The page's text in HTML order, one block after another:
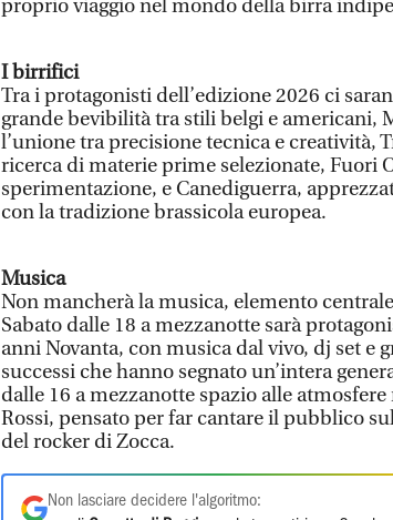
proprio viaggio nel mondo della birra
I birrifici
Tra i protagonisti dell’edizione 2026 ci
grande bevibilità tra stili belgi e americani,
l’unione tra precisione tecnica e creatività,
ricerca di materie prime selezionate, Fuori
sperimentazione, e Canediguerra,
con la tradizione brassicola europea.
Musica
Non mancherà la musica, elemento
Sabato dalle 18 a mezzanotte sarà
anni Novanta, con musica dal vivo, dj set e
successi che hanno segnato un’intera
dalle 16 a mezzanotte spazio alle
Rossi, pensato per far cantare il pubblico
del rocker di Zocca.
Non lasciare decidere l'algoritmo: